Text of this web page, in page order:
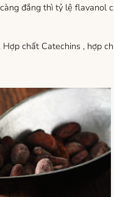
đắng thì tỷ lệ flavanol
chất Catechins , hợp